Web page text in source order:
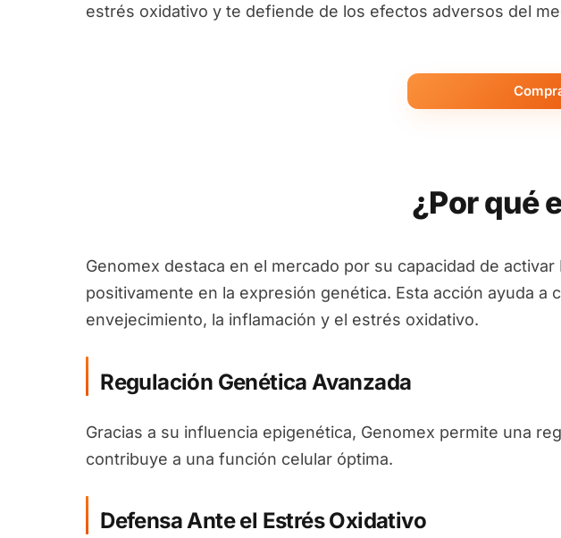
estrés oxidativo y te defiende de los efectos adversos del
¿Por qué
Genomex destaca en el mercado por su capacidad de activar
positivamente en la expresión genética. Esta acción ayuda a
envejecimiento, la inflamación y el estrés oxidativo.
Regulación Genética Avanzada
Gracias a su influencia epigenética, Genomex permite una
contribuye a una función celular óptima.
Defensa Ante el Estrés Oxidativo